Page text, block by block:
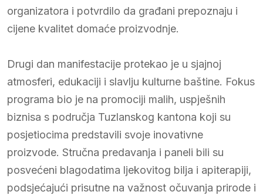
organizatora i potvrdilo da građani prepoznaju i
cijene kvalitet domaće proizvodnje.
Drugi dan manifestacije protekao je u sjajnoj
atmosferi, edukaciji i slavlju kulturne baštine. Fokus
programa bio je na promociji malih, uspješnih
biznisa s područja Tuzlanskog kantona koji su
posjetiocima predstavili svoje inovativne
proizvode. Stručna predavanja i paneli bili su
posvećeni blagodatima ljekovitog bilja i apiterapiji,
podsjećajući prisutne na važnost očuvanja prirode i